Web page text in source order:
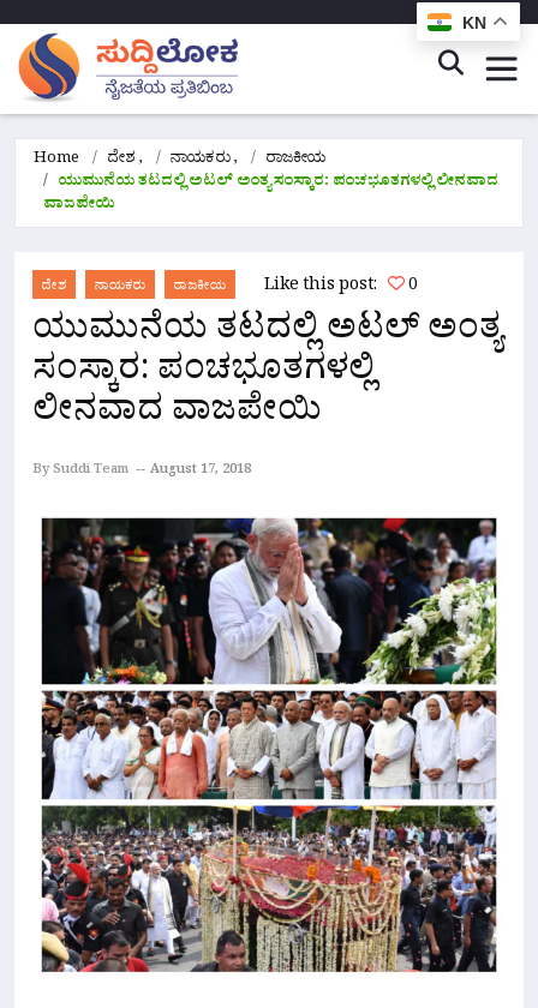
Home ದೇಶ, ನಾಯಕರು,
ರಾಜಕೀಯ
ಯುಮುನೆಯ ತಟದಲ್ಲಿ ಅಟಲ್ ಅಂತ್ಯ ಸಂಸ್ಕಾರ: ಪಂಚಭೂತಗಳಲ್ಲಿ ಲೀನವಾದ
ವಾಜಪೇಯಿ
ದೇಶ ನಾಯಕರು ರಾಜಕೀಯ Like this post: 0
ಯುಮುನೆಯ ತಟದಲ್ಲಿ ಅಟಲ್ ಅಂತ್ಯ
ಸಂಸ್ಕಾರ: ಪಂಚಭೂತಗಳಲ್ಲಿ
ಲೀನವಾದ ವಾಜಪೇಯಿ
By Suddi Team August 17, 2018
KN